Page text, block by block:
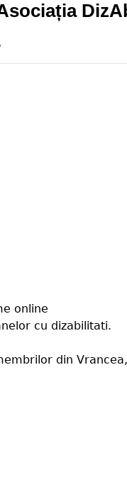
online
cu dizabilitati.
din